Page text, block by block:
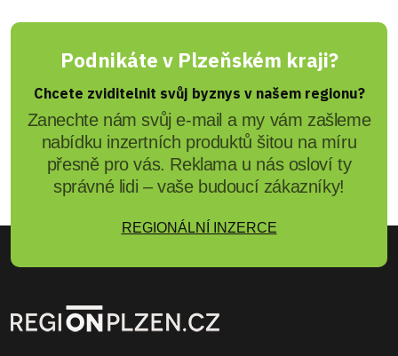
Podnikáte v Plzeňském kraji?
Chcete zviditelnit svůj byznys v našem regionu?
Zanechte nám svůj e-mail a my vám zašleme
nabídku inzertních produktů šitou na míru
přesně pro vás. Reklama u nás osloví ty
správné lidi – vaše budoucí zákazníky!
REGIONÁLNÍ INZERCE